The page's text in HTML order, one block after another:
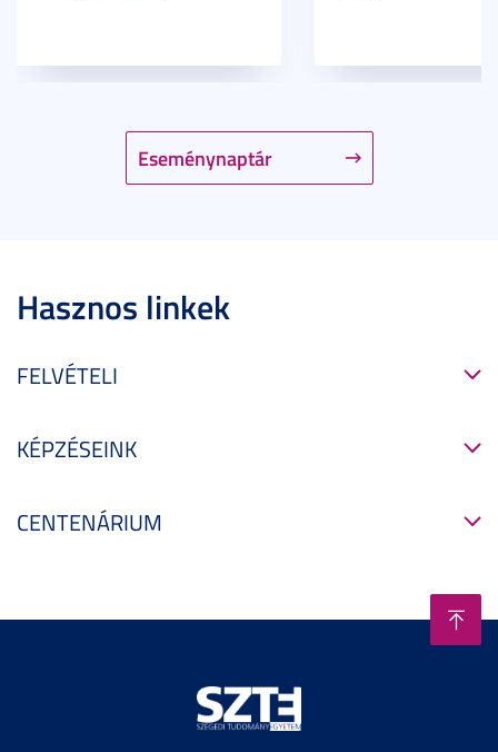
Eseménynaptár
Hasznos linkek
FELVÉTELI
KÉPZÉSEINK
CENTENÁRIUM